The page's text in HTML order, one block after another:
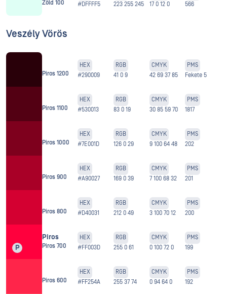
Zöld 100
#DFFFF5
223 255 245
17 0 12 0
566
Veszély Vörös
Piros 1200
HEX
#290009
RGB
41 0 9
CMYK
42 69 37 85
PMS
Fekete 5
Piros 1100
HEX
#530013
RGB
83 0 19
CMYK
30 85 59 70
PMS
1817
Piros 1000
HEX
#7E001D
RGB
126 0 29
CMYK
9 100 64 48
PMS
202
Piros 900
HEX
#A90027
RGB
169 0 39
CMYK
7 100 68 32
PMS
201
Piros 800
HEX
#D40031
RGB
212 0 49
CMYK
3 100 70 12
PMS
200
P
Piros
Piros 700
HEX
#FF003D
RGB
255 0 61
CMYK
0 100 72 0
PMS
199
Piros 600
HEX
#FF254A
RGB
255 37 74
CMYK
0 94 64 0
PMS
192